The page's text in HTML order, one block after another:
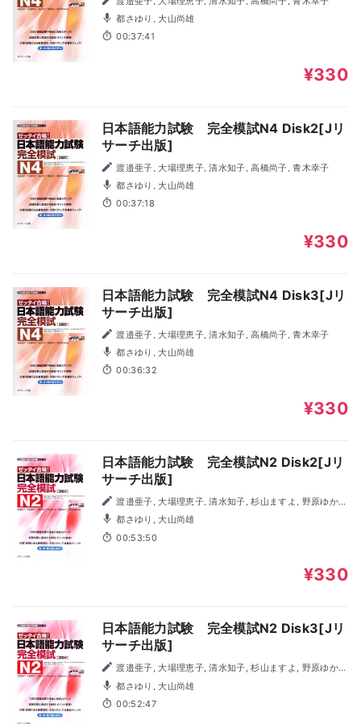
都さゆり, 大山尚雄
00:37:41
¥330
日本語能力試験 完全模試N4 Disk2[Jリ
サーチ出版]
渡邉亜子, 大場理恵子, 清水知子, 高橋尚子, 青木幸子
都さゆり, 大山尚雄
00:37:18
¥330
日本語能力試験 完全模試N4 Disk3[Jリ
サーチ出版]
渡邉亜子, 大場理恵子, 清水知子, 高橋尚子, 青木幸子
都さゆり, 大山尚雄
00:36:32
¥330
日本語能力試験 完全模試N2 Disk2[Jリ
サーチ出版]
渡邉亜子, 大場理恵子, 清水知子, 杉山ますよ, 野原ゆか
り, 作田奈苗
都さゆり, 大山尚雄
00:53:50
¥330
日本語能力試験 完全模試N2 Disk3[Jリ
サーチ出版]
渡邉亜子, 大場理恵子, 清水知子, 杉山ますよ, 野原ゆか
り, 作田奈苗
都さゆり, 大山尚雄
00:52:47